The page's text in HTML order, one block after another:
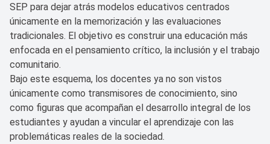
SEP para dejar atrás modelos educativos centrados
únicamente en la memorización y las evaluaciones
tradicionales. El objetivo es construir una educación más
enfocada en el pensamiento crítico, la inclusión y el trabajo
comunitario.
Bajo este esquema, los docentes ya no son vistos
únicamente como transmisores de conocimiento, sino
como figuras que acompañan el desarrollo integral de los
estudiantes y ayudan a vincular el aprendizaje con las
problemáticas reales de la sociedad.